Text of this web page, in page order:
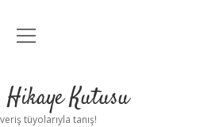
Anasayfa
Uyarı
menüyü
Kutusu
tüyolarıyla tanış!